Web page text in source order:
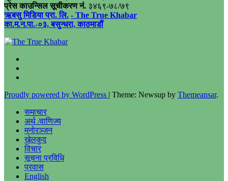
प्रेस काउन्सिल सूचीकरण नं. ३४६९-७८/७९
ऋबसु मिडिया प्रा. लि. - The True Khabar
का.म.न.पा.-०३, बसुन्धरा, काठमाडौं
Proudly powered by WordPress | Theme: Newsup by Themeansar.
समाचार
अर्थ /वाणिज्य
मनोरञ्जन
खेलकुद
विचार
सूचना प्रविधि
प्रवास
English